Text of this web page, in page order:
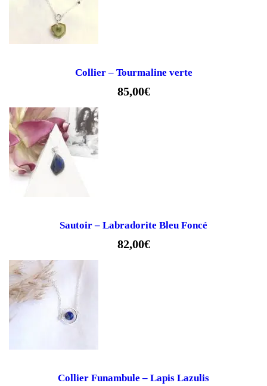
Collier – Tourmaline verte
85,00€
Sautoir – Labradorite Bleu Foncé
82,00€
Collier Funambule – Lapis Lazulis